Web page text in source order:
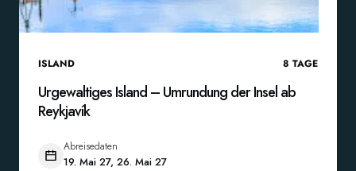
ISLAND 8 TAGE
Urgewaltiges Island – Umrundung der Insel ab
Reykjavík
Abreisedaten
19. Mai 27, 26. Mai 27